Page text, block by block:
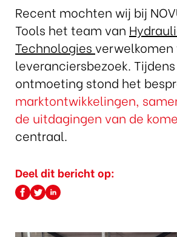
Recent mochten wij bij
Tools het team van
Technologies verwelkomen
leveranciersbezoek.
ontmoeting stond het
marktontwikkelingen,
de uitdagingen van de
centraal.
Deel dit bericht op: